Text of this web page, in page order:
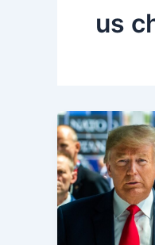
us